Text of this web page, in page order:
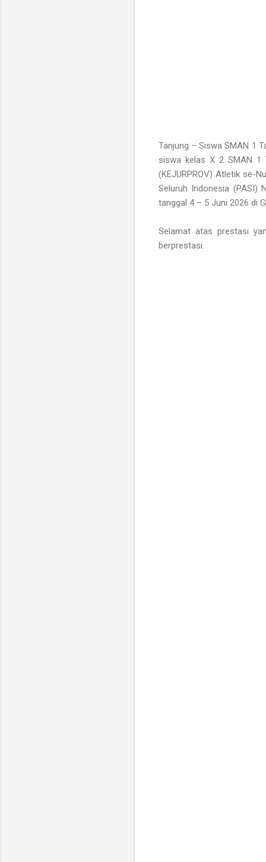
Tanjung – Siswa SMAN 1
siswa kelas X 2 SMAN 1
(KEJURPROV) Atletik se-
Seluruh Indonesia (PASI)
tanggal 4 – 5 Juni 2026 di
Selamat atas prestasi
berprestasi.